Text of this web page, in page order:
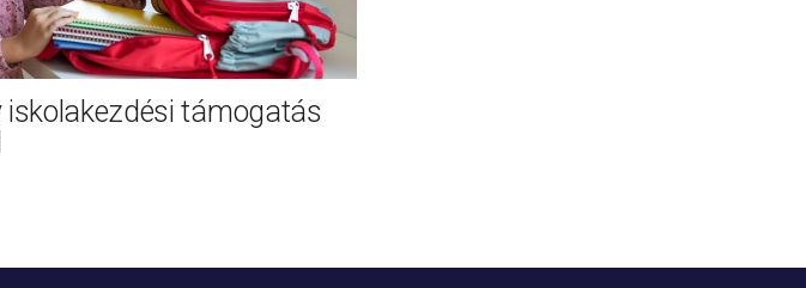
iskolakezdési támogatás